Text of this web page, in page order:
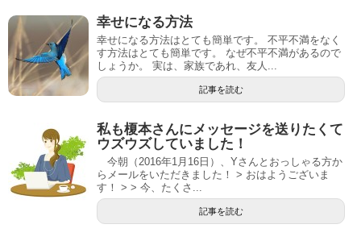
幸せになる方法
幸せになる方法はとても簡単です。 不平不満をなく
す方法はとても簡単です。 なぜ不平不満があるので
しょうか。 実は、家族であれ、友人...
記事を読む
私も榎本さんにメッセージを送りたくて
ウズウズしていました！
今朝（2016年1月16日）、Yさんとおっしゃる方か
らメールをいただきました！ > おはようございま
す！ > > 今、たくさ...
記事を読む